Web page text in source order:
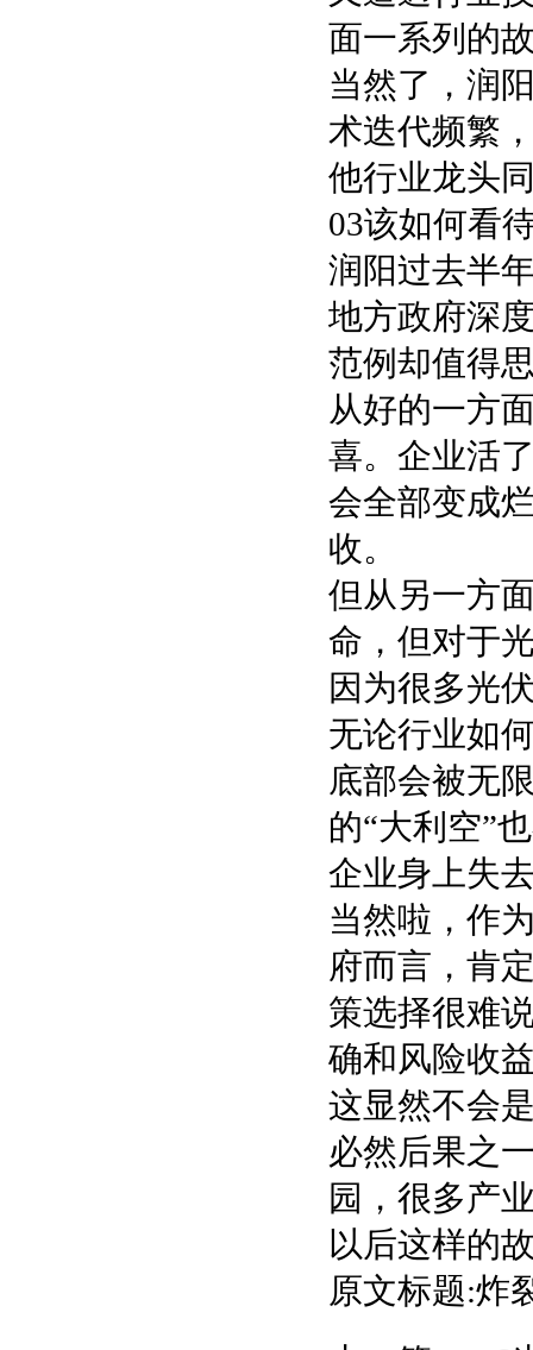
面一系列的
当然了，润
术迭代频繁
他行业龙头
03该如何看
润阳过去半
地方政府深
范例却值得
从好的一方
喜。企业活
会全部变成
收。
但从另一方
命，但对于
因为很多光
无论行业如
底部会被无
的“大利空”
企业身上失
当然啦，作
府而言，肯
策选择很难
确和风险收
这显然不会
必然后果之
园，很多产
以后这样的
原文标题:炸